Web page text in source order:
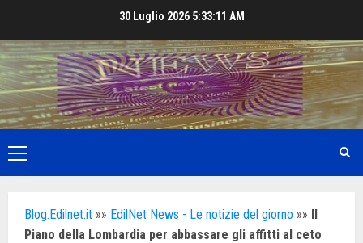
content
30 Luglio 2026 5:33:13 AM
Primary
Menu
Blog.Edilnet.it »» EdilNet News - Le notizie del giorno »» Il
Piano della Lombardia per abbassare gli affitti al ceto